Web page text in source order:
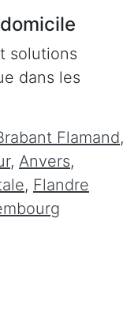
solutions
dans les
Flamand,
, Anvers,
, Flandre